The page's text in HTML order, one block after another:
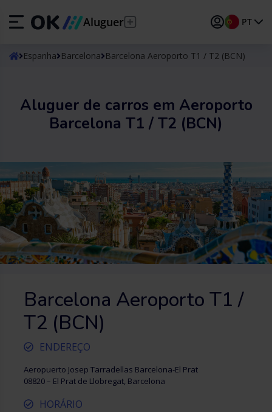
Aluguer PT
ESEspañol
DE Deutsch
Français
PTPortuguês
TRTürkçe
Espanha Barcelona Barcelona Aeroporto T1 / T2 (BCN)
Aluguer de carros em Aeroporto
Barcelona T1 / T2 (BCN)
Barcelona Aeroporto T1 /
T2 (BCN)
ENDEREÇO
Aeropuerto Josep Tarradellas Barcelona-El Prat​
08820 – El Prat de Llobregat, Barcelona
HORÁRIO